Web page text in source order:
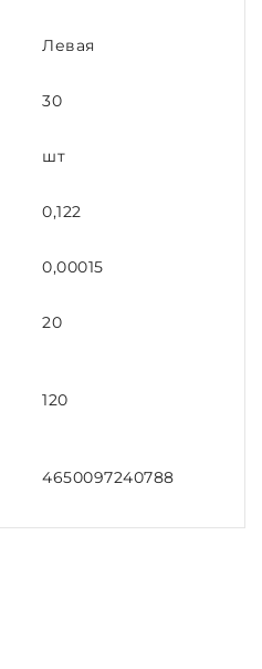
Левая
30
шт
0,122
0,00015
20
120
4650097240788